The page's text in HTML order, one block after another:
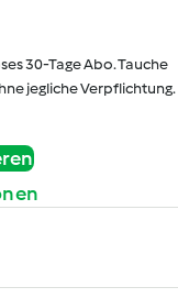
30-Tage Abo. Tauche
jegliche Verpflichtung.